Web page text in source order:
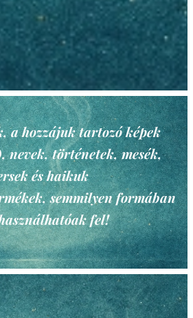
a hozzájuk tartozó képek
történetek, mesék,
és haikuk
semmilyen formában
fel!